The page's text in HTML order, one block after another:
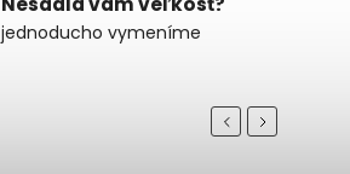
jednoducho vymeníme
Previous
Next